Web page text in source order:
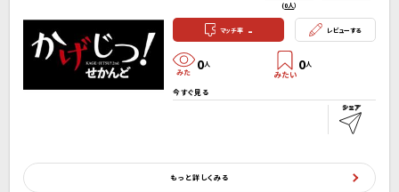
(0人）
マッチ率 - レビューする
0人 0人
今すぐ見る
もっと詳しくみる